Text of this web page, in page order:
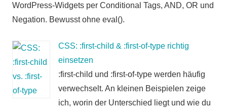
WordPress-Widgets per Conditional Tags, AND, OR und
Negation. Bewusst ohne eval().
CSS: :first-child & :first-of-type richtig
einsetzen
:first-child und :first-of-type werden häufig
verwechselt. An kleinen Beispielen zeige
ich, worin der Unterschied liegt und wie du